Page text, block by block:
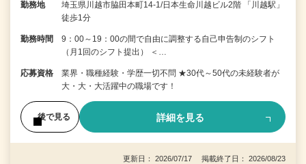
勤務地
埼玉県川越市脇田本町14-1/日本生命川越ビル2階 「川越駅」
徒歩1分
勤務時間
9：00～19：00の間で自由に調整する自己申告制のシフト
（月1回のシフト提出） ＜…
応募資格
業界・職種経験・学歴一切不問 ★30代～50代の未経験者が
大・大・大活躍中の職場です！
後で見る 詳細を見る
更新日： 2026/07/17 掲載終了日： 2026/08/23